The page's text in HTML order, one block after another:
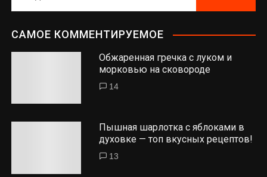
САМОЕ КОММЕНТИРУЕМОЕ
Обжаренная гречка с луком и
морковью на сковороде
14
Пышная шарлотка с яблоками в
духовке — топ вкусных рецептов!
13